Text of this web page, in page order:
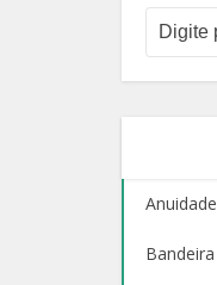
Anuidade
Bandeira